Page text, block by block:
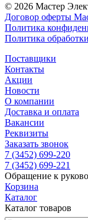
© 2026 Мастер
Договор оферты
Политика
Политика
Поставщики
Контакты
Акции
Новости
О компании
Доставка и оплата
Вакансии
Реквизиты
Заказать звонок
7 (3452) 699-220
7 (3452) 699-221
Обращение к
Корзина
Каталог
Каталог товаров